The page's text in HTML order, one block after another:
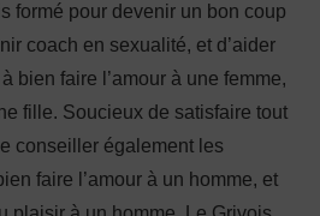
formé pour devenir un bon coup
coach en sexualité, et d’aider
bien faire l’amour à une femme,
fille. Soucieux de satisfaire tout
conseiller également les
faire l’amour à un homme, et